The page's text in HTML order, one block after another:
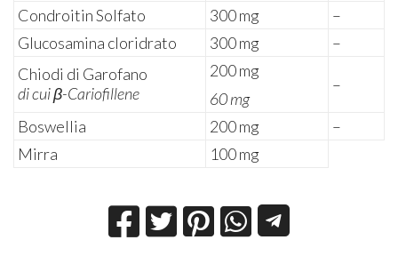
Condroitin Solfato
300 mg
–
Glucosamina cloridrato
300 mg
–
Chiodi di Garofano
di cui β-Cariofillene
200 mg
60 mg
–
Boswellia 200 mg
–
Mirra
100 mg